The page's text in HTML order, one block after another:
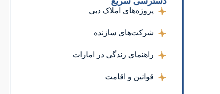
پروژه‌های املاک دبی
شرکت‌های سازنده
راهنمای زندگی در امارات
قوانین و اقامت